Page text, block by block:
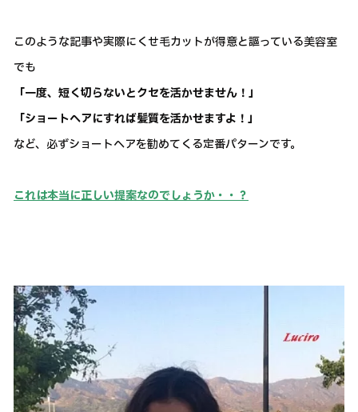
このような記事や実際にくせ毛カットが得意と謳っている美容室
でも
「一度、短く切らないとクセを活かせません！」
「ショートヘアにすれば髪質を活かせますよ！」
など、必ずショートヘアを勧めてくる定番パターンです。
これは本当に正しい提案なのでしょうか・・？